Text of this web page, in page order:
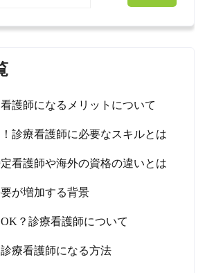
護師になるメリットについて
診療看護師に必要なスキルとは
看護師や海外の資格の違いとは
が増加する背景
？診療看護師について
療看護師になる方法